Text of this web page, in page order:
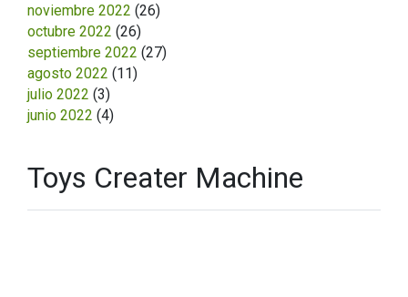
noviembre 2022 (26)
octubre 2022 (26)
septiembre 2022 (27)
agosto 2022 (11)
julio 2022 (3)
junio 2022 (4)
Toys Creater Machine